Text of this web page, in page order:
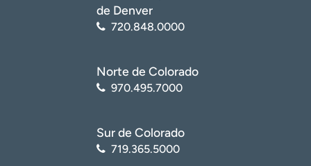
de Denver
720.848.0000
Norte de Colorado
970.495.7000
Sur de Colorado
719.365.5000